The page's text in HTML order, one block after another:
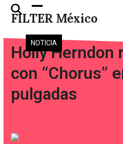
Skip
FILTER México
Open
mobile
menu
Close
mobile
menu
NOTICIA
Holly Herndon
con “Chorus”
pulgadas